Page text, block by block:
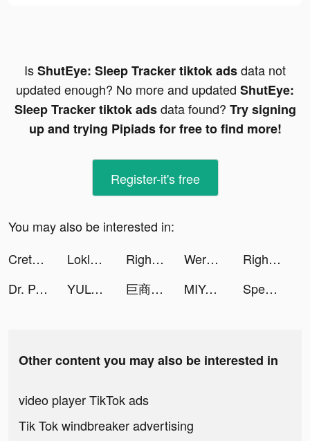
IsShutEye: Sleep Tracker tiktok adsdata not
updated enough? No more and updated ShutEye:
Sleep Tracker tiktok adsdata found? Try signing
up and trying Pipiads for free to find more!
Register-it's free
You may also be interested in:
Creta Class tiktok ads
Loklok-Remember The Movie tiktok ads Right-喜歡就向右滑一下 tiktok ads WerewolfPal tiktok ads
Right-喜歡就向右滑一下 tiktok ads
Dr. Panda Town - Let's Create! tiktok ads
YULGANG GLOBAL tiktok ads 巨商M：商道天下 tiktok ads MIYA - 遇見好聲音 tiktok ads Speech Blubs: Language Therapy tiktok ads
Other content you may also be interested in
video player TikTok ads
Tik Tok windbreaker advertising